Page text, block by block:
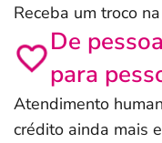
Receba um troco
De
para
Atendimento
crédito ainda mais